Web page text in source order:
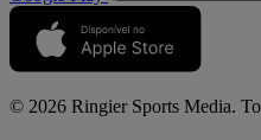
© 2026 Ringier Sports Media.